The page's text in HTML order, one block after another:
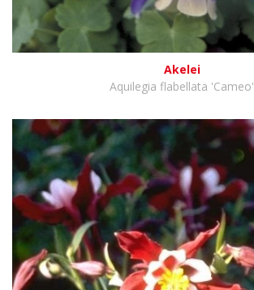
Akelei
Aquilegia flabellata 'Cameo'